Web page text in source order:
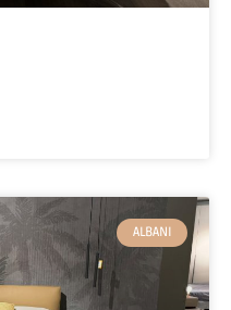
ALBANI